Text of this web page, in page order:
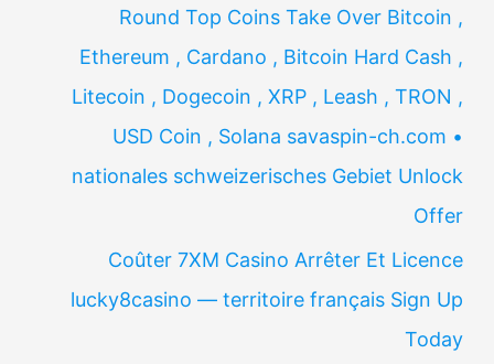
Round Top Coins Take Over Bitcoin ,
Ethereum , Cardano , Bitcoin Hard Cash ,
Litecoin , Dogecoin , XRP , Leash , TRON ,
USD Coin , Solana savaspin-ch.com •
nationales schweizerisches Gebiet Unlock
Offer
Coûter 7XM Casino Arrêter Et Licence
lucky8casino — territoire français Sign Up
Today